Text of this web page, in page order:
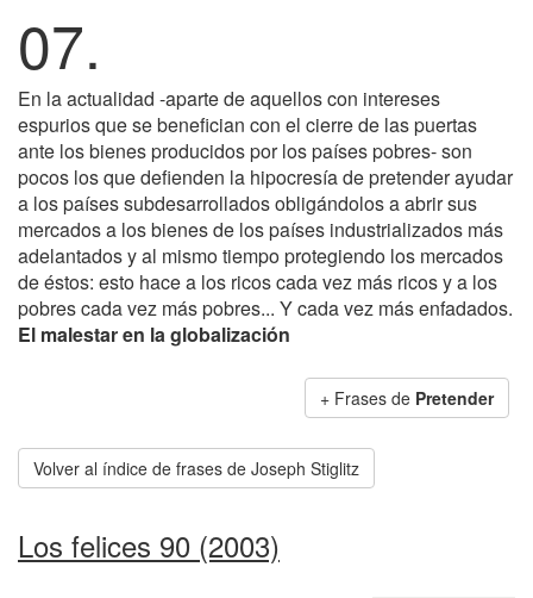
07.
En la actualidad -aparte de aquellos con intereses
espurios que se benefician con el cierre de las puertas
ante los bienes producidos por los países pobres- son
pocos los que defienden la hipocresía de pretender ayudar
a los países subdesarrollados obligándolos a abrir sus
mercados a los bienes de los países industrializados más
adelantados y al mismo tiempo protegiendo los mercados
de éstos: esto hace a los ricos cada vez más ricos y a los
pobres cada vez más pobres... Y cada vez más enfadados.
El malestar en la globalización
+ Frases de Pretender
Volver al índice de frases de Joseph Stiglitz
Los felices 90 (2003)